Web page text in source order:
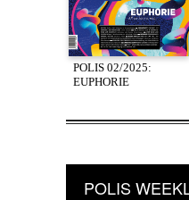
POLIS 02/2025:
EUPHORIE
POLIS